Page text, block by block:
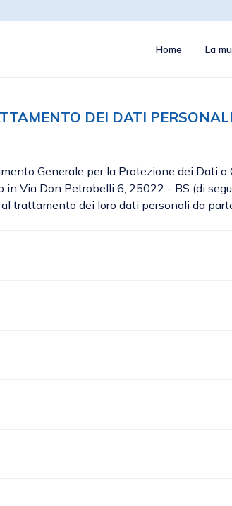
Home La
DEI DATI
Generale per la Protezione dei Dati
Via Don Petrobelli 6, 25022 - BS (di
trattamento dei loro dati personali da